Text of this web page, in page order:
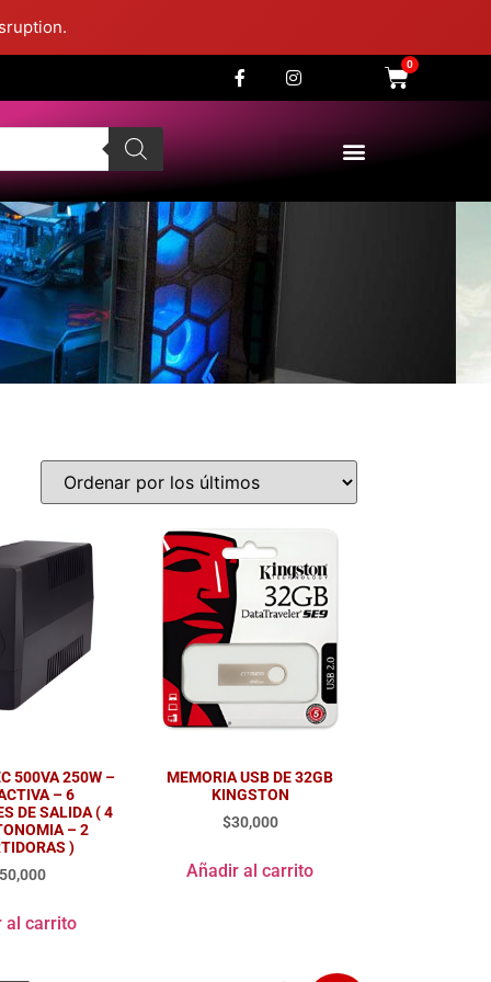
0
500VA 250W –
– 6
DE SALIDA ( 4
– 2
)
al carrito
MEMORIA USB DE 32GB
KINGSTON
$30,000
Añadir al carrito